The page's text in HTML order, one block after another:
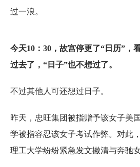
过一浪。
今天10：30，故宫停更了“日历”，
过去了，“日子”也不想过了。
不过其他人可还想过日子。
昨天，忠旺集团被指赠予该女子美
学被指容忍该女子考试作弊。对此
理工大学纷纷紧急发文撇清与奔